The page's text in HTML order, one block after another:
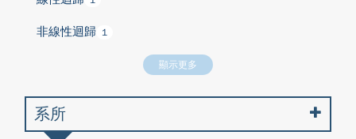
非線性迴歸 1
顯示更多
系所